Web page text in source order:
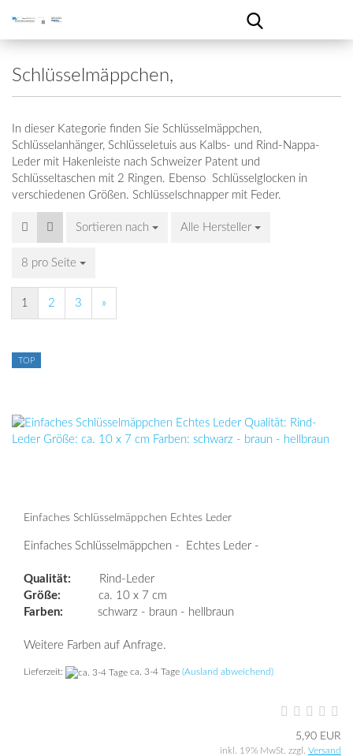
Schlüsselmäppchen,
In dieser Kategorie finden Sie Schlüsselmäppchen,
Schlüsselanhänger, Schlüsseletuis aus Kalbs- und Rind-Nappa-
Leder mit Hakenleiste nach Schweizer Patent und
Schlüsseltaschen mit 2 Ringen. Ebenso Schlüsselglocken in
verschiedenen Größen. Schlüsselschnapper mit Feder.
Sortieren nach Alle Hersteller
8 pro Seite
1 2 3 »
TOP
Einfaches Schlüsselmäppchen Echtes Leder
Einfaches Schlüsselmäppchen - Echtes Leder -
Qualität: Rind-Leder
Größe: ca. 10 x 7 cm
Farben: schwarz - braun - hellbraun
Weitere Farben auf Anfrage.
Lieferzeit: ca. 3-4 Tage (Ausland abweichend)
5,90 EUR
inkl. 19% MwSt. zzgl. Versand